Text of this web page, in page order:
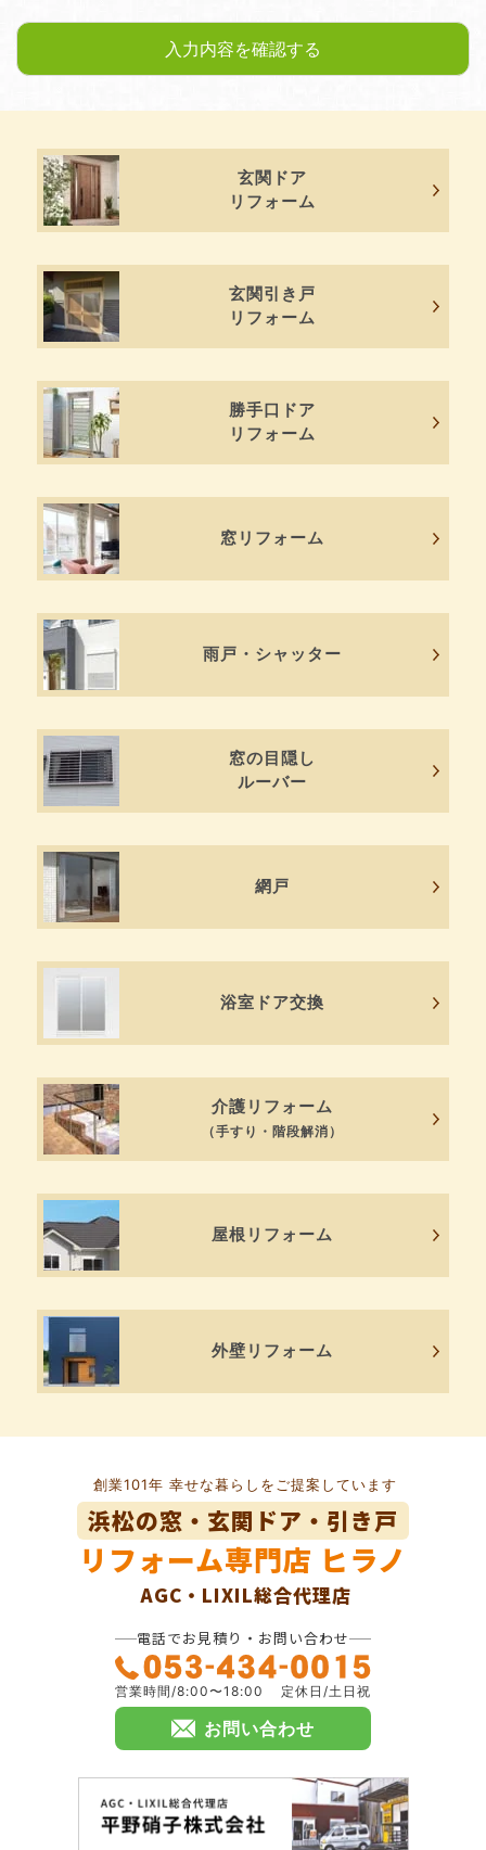
玄関ドア
リフォーム
玄関引き戸
リフォーム
勝手口ドア
リフォーム
窓リフォーム
雨戸・シャッター
窓の目隠し
ルーバー
網戸
浴室ドア交換
介護リフォーム
（手すり・階段解消）
屋根リフォーム
外壁リフォーム
創業101年 幸せな暮らしをご提案しています
浜松の窓・玄関ドア・引き戸
リフォーム専門店 ヒラノ
AGC・LIXIL総合代理店
電話でお見積り・お問い合わせ
営業時間/8:00〜18:00 定休日/土日祝
お問い合わせ